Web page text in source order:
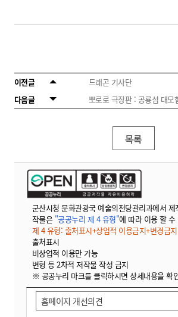
이전글
드래곤 기사단
다음글
뽀로로 극장판 : 공룡섬 대모
목록
군산시청 문화관광국 예술의전당관리과에서 제
작물은 "공공누리 제 4 유형"에 따라 이용 할 수
제 4 유형: 출처표시+상업적 이용금지+변경금지
출처표시
비상업적 이용만 가능
변형 등 2차적 저작물 작성 금지
※ 공공누리 마크를 클릭하시면 상세내용을 확
홈페이지 개선의견